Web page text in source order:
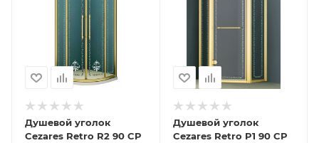
Душевой уголок
Cezares Retro R2 90 CP
Душевой уголок
Cezares Retro P1 90 CP